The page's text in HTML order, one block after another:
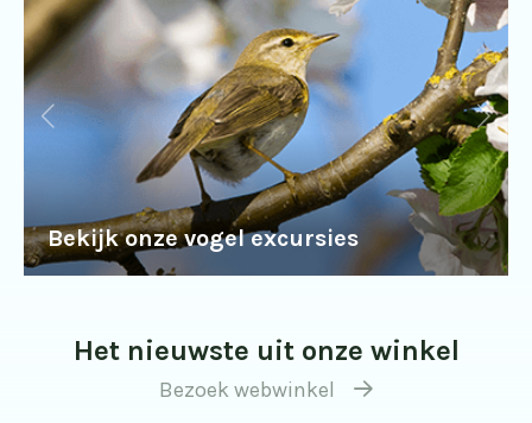
Bekijk onze vogel excursies
Het nieuwste uit onze winkel
Bezoek webwinkel